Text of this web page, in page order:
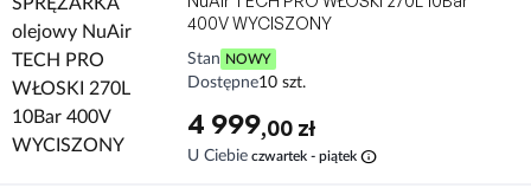
400V WYCISZONY
Stan NOWY
Dostępne10 szt.
4 999,00 zł
U Ciebie czwartek - piątek info